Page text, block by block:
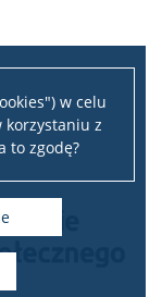
w celu
korzystaniu z
to zgodę?